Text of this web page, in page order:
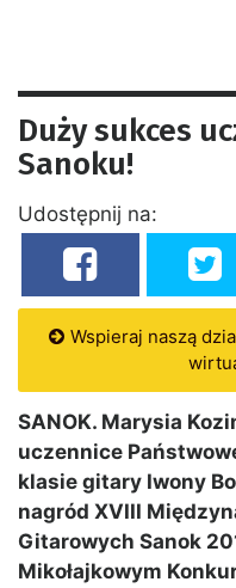
Duży sukces
Sanoku!
Udostępnij na:
Wspieraj naszą
SANOK. Marysia
uczennice
klasie gitary Iwony
nagród XVIII
Gitarowych Sanok
Mikołajkowym